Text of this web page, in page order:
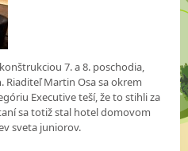
7. a 8. poschodia,
Riaditeľ Martin Osa sa okrem
Executive teší, že to stihli za
sa totiž stal hotel domovom
sveta juniorov.